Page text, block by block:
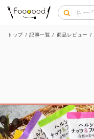
トップ / 記事一覧 / 商品レビュー /